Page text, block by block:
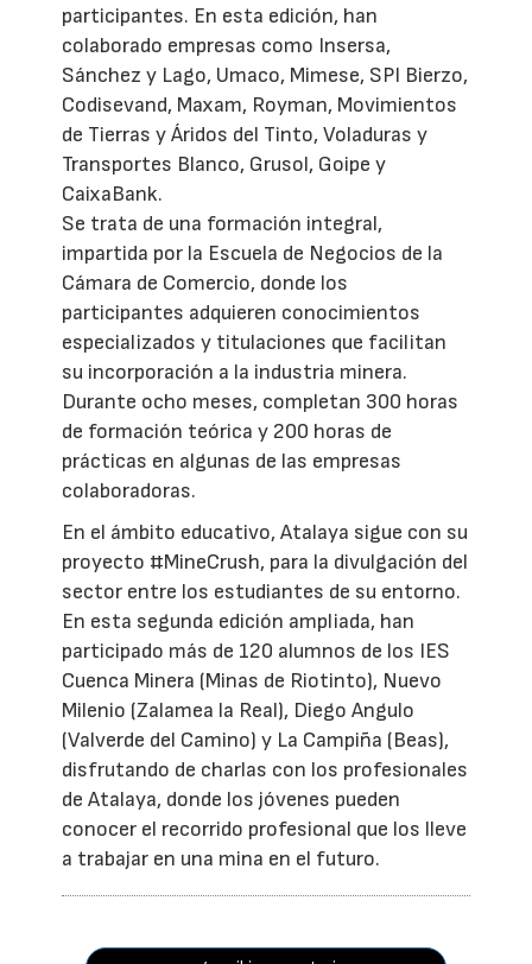
participantes. En esta edición, han
colaborado empresas como Insersa,
Sánchez y Lago, Umaco, Mimese, SPI Bierzo,
Codisevand, Maxam, Royman, Movimientos
de Tierras y Áridos del Tinto, Voladuras y
Transportes Blanco, Grusol, Goipe y
CaixaBank.
Se trata de una formación integral,
impartida por la Escuela de Negocios de la
Cámara de Comercio, donde los
participantes adquieren conocimientos
especializados y titulaciones que facilitan
su incorporación a la industria minera.
Durante ocho meses, completan 300 horas
de formación teórica y 200 horas de
prácticas en algunas de las empresas
colaboradoras.
En el ámbito educativo, Atalaya sigue con su
proyecto #MineCrush, para la divulgación del
sector entre los estudiantes de su entorno.
En esta segunda edición ampliada, han
participado más de 120 alumnos de los IES
Cuenca Minera (Minas de Riotinto), Nuevo
Milenio (Zalamea la Real), Diego Angulo
(Valverde del Camino) y La Campiña (Beas),
disfrutando de charlas con los profesionales
de Atalaya, donde los jóvenes pueden
conocer el recorrido profesional que los lleve
a trabajar en una mina en el futuro.